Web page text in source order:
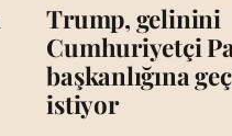
Trump, gelinini
Cumhuriyetçi
başkanlığına
istiyor